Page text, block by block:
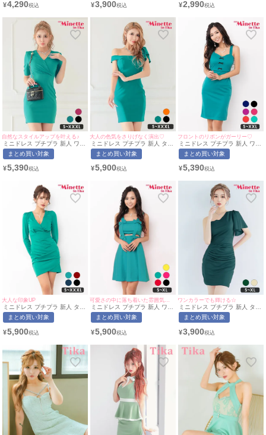
ル ワンカラー 緑 キャバドレス
応) | myMinette/マイミネット
¥4,290
ースルー 緑 キャバドレス (あ
myMinette/マイミネット
¥3,900
対応) | myMinette/マイミネッ
¥2,990
自然なスタイルアップを叶える♪
ミニドレス プチプラ 新人 ワン
ピース ラウンジ 半袖 低身長
胸元隠し スナック 同伴 Vネッ
着用/S~XXXLサイズ対応） |
まとめ買い対象
¥5,390
大人の色気をさりげなく演出♡
ミニドレス プチプラ 新人 タイ
ト ラウンジ ワンショル 低身
長 胸元隠し 肩あき フリル 緑
用/S~XXXL対応) | myMinette/
まとめ買い対象
¥5,900
フロントのリボンがガーリー♡
ミニドレス プチプラ 新人 ワン
ピース ノースリーブ 低身長 谷
間 リボン 緑 キャバドレス (れ
| myMinette/マイミネット
まとめ買い対象
¥5,390
大人な印象UP
ミニドレス プチプラ 新人 タイ
ト 長袖 ワンピース 低身長 谷
間 スナック 同伴 シンプル グ
着用/S〜XXXLサイズ対応) |
まとめ買い対象
¥5,900
可愛さの中に落ち着いた雰囲気を♡
ミニドレス プチプラ 新人 ワン
ピース フレア ノースリーブ 低
身長 胸元隠し ウエストリボン
ドレス (れいたぴ着用/S~XLサ
ネット
まとめ買い対象
¥5,900
ワンカラーでも輝ける☆
ミニドレス プチプラ 新人 タイ
ト ラウンジ ワンショル 半袖
低身長 胸元隠し 同伴 ウエスト
用/S~XLサイズ対応) |
まとめ買い対象
¥3,900